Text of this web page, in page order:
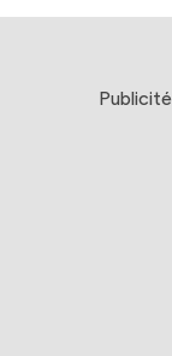
Publicité